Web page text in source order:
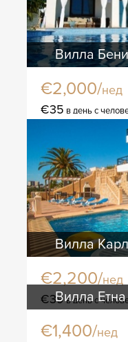
Вилла
€2,000/нед
€35 в день с
Вилла
€2,200/нед
€39в день с
Вилла Етна
€1,400/нед